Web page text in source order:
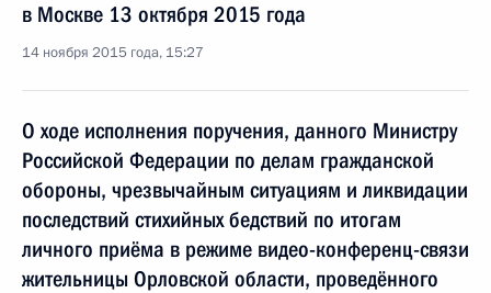
в Москве 13 октября 2015 года
14 ноября 2015 года, 15:27
О ходе исполнения поручения, данного Министру
Российской Федерации по делам гражданской
обороны, чрезвычайным ситуациям и ликвидации
последствий стихийных бедствий по итогам
личного приёма в режиме видео-конференц-связи
жительницы Орловской области, проведённого